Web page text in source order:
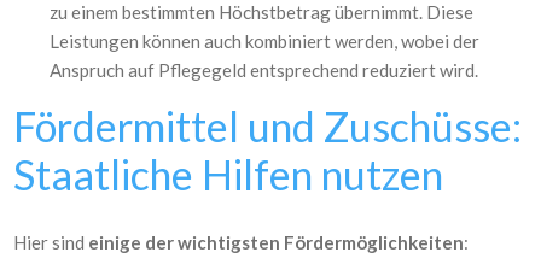
zu einem bestimmten Höchstbetrag übernimmt. Diese
Leistungen können auch kombiniert werden, wobei der
Anspruch auf Pflegegeld entsprechend reduziert wird.
Fördermittel und Zuschüsse:
Staatliche Hilfen nutzen
Hier sind einige der wichtigsten Fördermöglichkeiten: